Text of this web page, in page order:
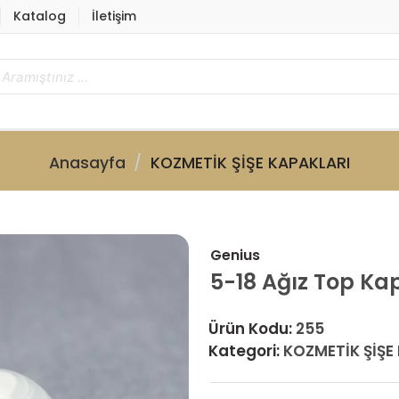
Katalog İletişim
Anasayfa KOZMETİK ŞİŞE KAPAKLARI
Genius
5-18 Ağız Top
Ürün Kodu: 255
Kategori: KOZMETİK